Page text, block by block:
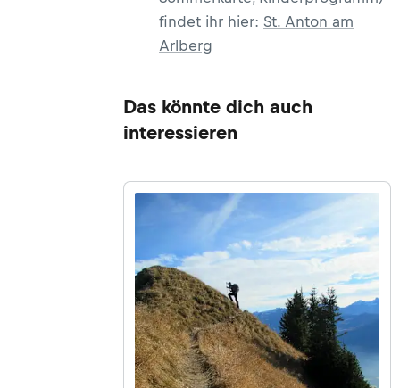
findet ihr hier: St. Anton am
Arlberg
Das könnte dich auch
interessieren